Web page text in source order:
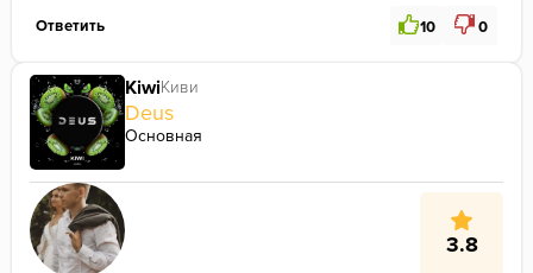
Ответить 10 0
KiwiКиви
Deus
Основная
3.8